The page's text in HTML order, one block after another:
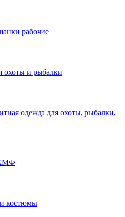
рабочие
охоты и рыбалки
одежда для охоты, рыбалки,
костюмы